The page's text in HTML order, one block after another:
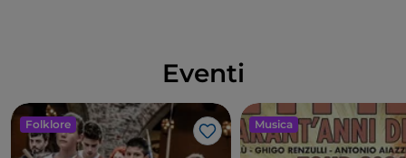
Eventi
Folklore
Like
Musica